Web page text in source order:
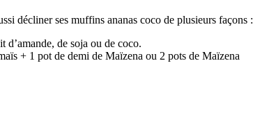
décliner ses muffins ananas coco de plusieurs façons :
d’amande, de soja ou de coco.
+ 1 pot de demi de Maïzena ou 2 pots de Maïzena